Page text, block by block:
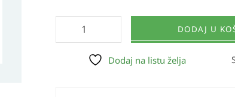
DODAJ U
Dodaj na listu želja